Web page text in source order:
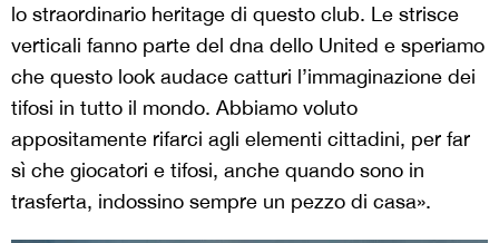
lo straordinario heritage di questo club. Le strisce
verticali fanno parte del dna dello United e speriamo
che questo look audace catturi l’immaginazione dei
tifosi in tutto il mondo. Abbiamo voluto
appositamente rifarci agli elementi cittadini, per far
sì che giocatori e tifosi, anche quando sono in
trasferta, indossino sempre un pezzo di casa».